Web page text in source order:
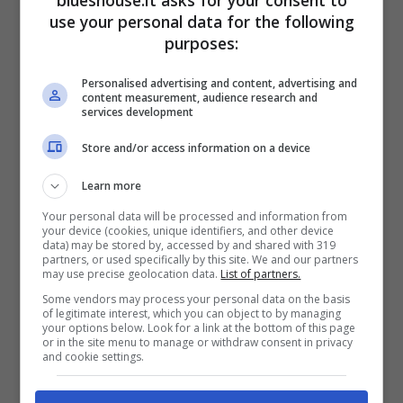
La conduttrice ha preso la
interrompendoil normale flusso del
programma,
Clerici ha condiviso la sua prospettiva di
madre, sottolineando l’importanza di abituare
i giovani allesconfittee airifiuti,
preparandoli così afronteggiare le difficoltà
use your personal data for the following
purposes:
Personalised advertising and content, advertising and
content measurement, audience research and
services development
Store and/or access information on a device
Learn more
Your personal data will be processed and information from
your device (cookies, unique identifiers, and other device
data) may be stored by, accessed by and shared with 319
partners, or used specifically by this site. We and our partners
may use precise geolocation data. List of partners.
Some vendors may process your personal data on the basis
of legitimate interest, which you can object to by managing
your options below. Look for a link at the bottom of this page
or in the site menu to manage or withdraw consent in privacy
and cookie settings.